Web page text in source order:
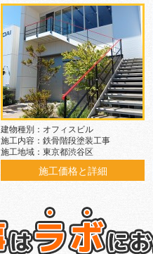
建物種別：オフィスビル
施工内容：鉄骨階段塗装工事
施工地域：東京都渋谷区
施工価格と詳細